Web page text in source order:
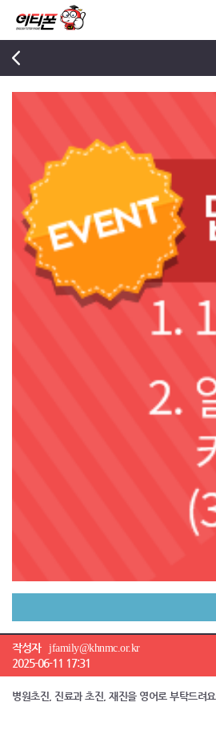
작성자 jfamily@khnmc.or.kr
2025-06-11 17:31
병원초진, 진료과 초진, 재진을 영어로 부탁드려요